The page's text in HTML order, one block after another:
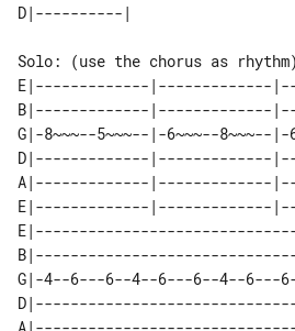
Solo: (use the chorus as rhythm)
E|-------------|-------------
B|-------------|-------------
G|-8~~~--5~~~--|-6~~~--8~~~--
D|-------------|-------------
A|-------------|-------------
E|-------------|-------------
G|-4--6---6--4--6---6--4--6---